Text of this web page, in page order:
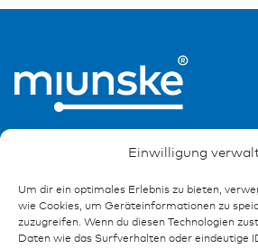
Einwilligung
Um dir ein optimales Erlebnis zu bieten,
wie Cookies, um Geräteinformationen zu
zuzugreifen. Wenn du diesen Technologien
Daten wie das Surfverhalten oder eindeutige
Ressourcen